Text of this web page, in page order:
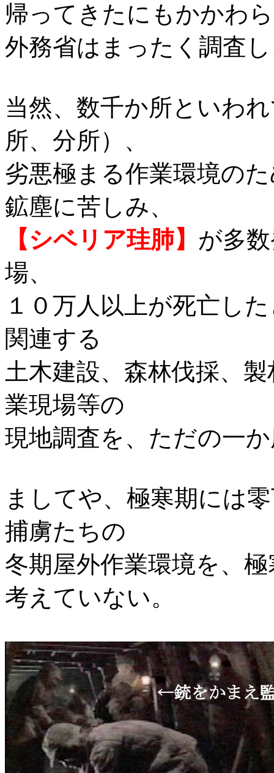
帰ってきたにもかかわ
外務省はまったく調査
当然、数千か所といわ
所、分所）、
劣悪極まる作業環境の
鉱塵に苦しみ、
【シベリア珪肺】 が多
場、
１０万人以上が死亡し
関連する
土木建設、森林伐採、
業現場等の
現地調査を、ただの一
ましてや、極寒期には
捕虜たちの
冬期屋外作業環境を、
考えていない。